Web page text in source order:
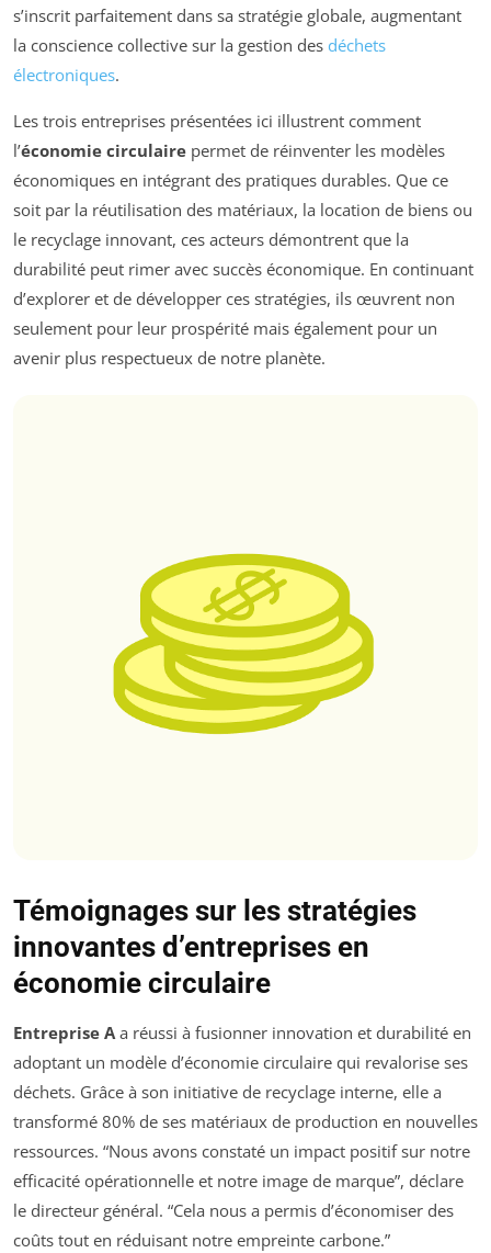
s’inscrit parfaitement dans sa stratégie globale, augmentant
la conscience collective sur la gestion des déchets
électroniques.
Les trois entreprises présentées ici illustrent comment
l’économie circulaire permet de réinventer les modèles
économiques en intégrant des pratiques durables. Que ce
soit par la réutilisation des matériaux, la location de biens ou
le recyclage innovant, ces acteurs démontrent que la
durabilité peut rimer avec succès économique. En continuant
d’explorer et de développer ces stratégies, ils œuvrent non
seulement pour leur prospérité mais également pour un
avenir plus respectueux de notre planète.
Témoignages sur les stratégies
innovantes d’entreprises en
économie circulaire
Entreprise A a réussi à fusionner innovation et durabilité en
adoptant un modèle d’économie circulaire qui revalorise ses
déchets. Grâce à son initiative de recyclage interne, elle a
transformé 80% de ses matériaux de production en nouvelles
ressources. “Nous avons constaté un impact positif sur notre
efficacité opérationnelle et notre image de marque”, déclare
le directeur général. “Cela nous a permis d’économiser des
coûts tout en réduisant notre empreinte carbone.”